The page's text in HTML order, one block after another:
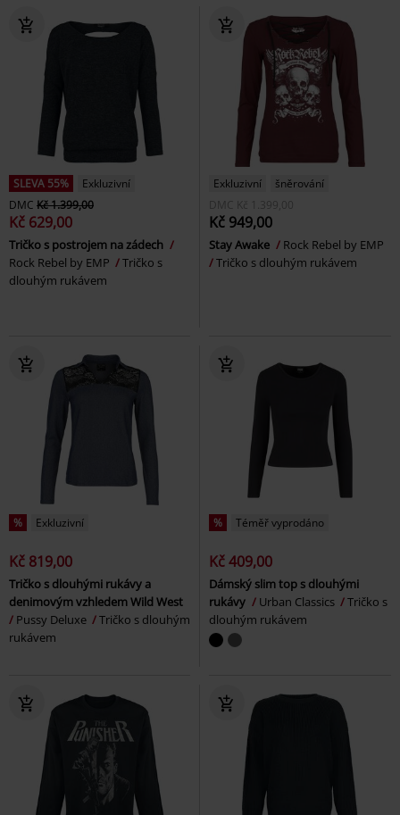
SLEVA 55%
Exkluzivní
DMC Kč 1.399,00
Kč 629,00
Tričko s postrojem na zádech
Rock Rebel by EMP
Tričko s
dlouhým rukávem
Exkluzivní
šněrování
DMC
Kč 1.399,00
Kč 949,00
Stay Awake
Rock Rebel by EMP
Tričko s dlouhým rukávem
% Exkluzivní
Kč 819,00
Tričko s dlouhými rukávy a
denimovým vzhledem Wild West
Pussy Deluxe
Tričko s dlouhým
rukávem
% Téměř vyprodáno
Kč 409,00
Dámský slim top s dlouhými
rukávy
Urban Classics
Tričko s
dlouhým rukávem